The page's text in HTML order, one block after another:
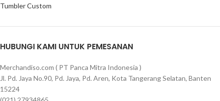
Tumbler Custom
HUBUNGI KAMI UNTUK PEMESANAN
Merchandiso.com ( PT Panca Mitra Indonesia )
Jl. Pd. Jaya No.90, Pd. Jaya, Pd. Aren, Kota Tangerang Selatan, Banten
15224